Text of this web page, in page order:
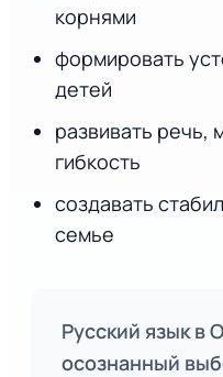
корнями
формировать
детей
развивать
гибкость
создавать
семье
Русский язык в
осознанный